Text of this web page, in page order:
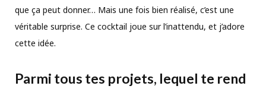
que ça peut donner… Mais une fois bien réalisé, c’est une
véritable surprise. Ce cocktail joue sur l’inattendu, et j’adore
cette idée.
Parmi tous tes projets, lequel te rend